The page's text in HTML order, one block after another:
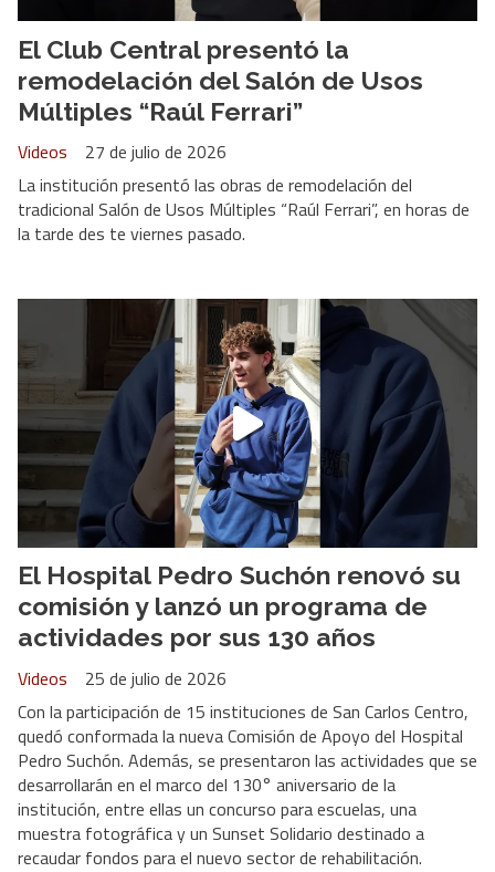
El Club Central presentó la
remodelación del Salón de Usos
Múltiples “Raúl Ferrari”
Videos
27 de julio de 2026
La institución presentó las obras de remodelación del
tradicional Salón de Usos Múltiples “Raúl Ferrari”, en horas de
la tarde des te viernes pasado.
El Hospital Pedro Suchón renovó su
comisión y lanzó un programa de
actividades por sus 130 años
Videos
25 de julio de 2026
Con la participación de 15 instituciones de San Carlos Centro,
quedó conformada la nueva Comisión de Apoyo del Hospital
Pedro Suchón. Además, se presentaron las actividades que se
desarrollarán en el marco del 130° aniversario de la
institución, entre ellas un concurso para escuelas, una
muestra fotográfica y un Sunset Solidario destinado a
recaudar fondos para el nuevo sector de rehabilitación.